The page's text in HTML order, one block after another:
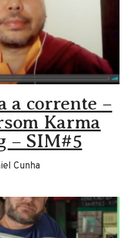
a corrente –
Karma
– SIM#5
Cunha